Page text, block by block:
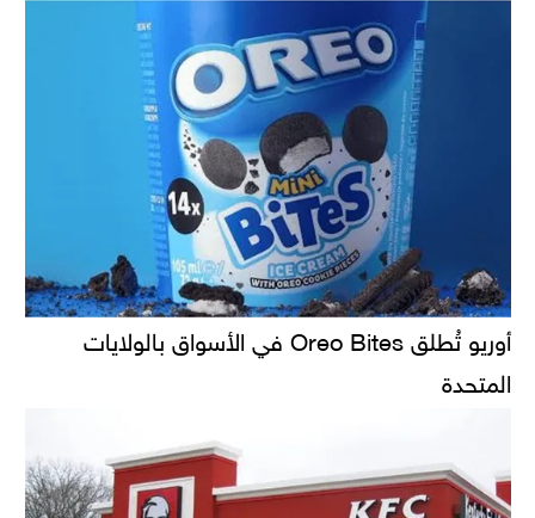
أوريو تُطلق Oreo Bites في الأسواق بالولايات
المتحدة